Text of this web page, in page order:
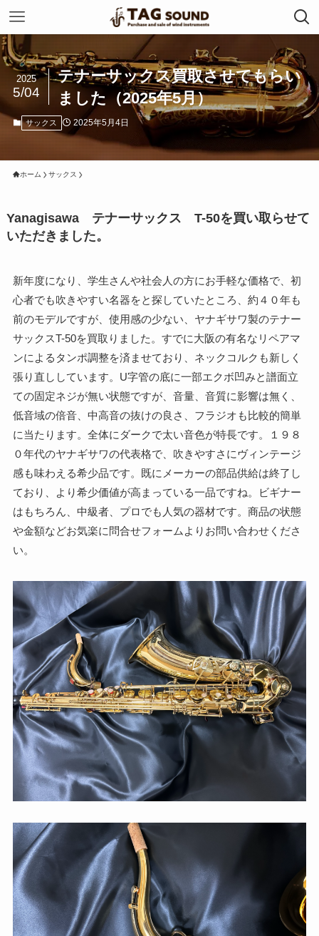
テナーサックス買取させてもらい
ました（2025年5月）
2025
5/04
サックス 2025年5月4日
ホーム サックス
Yanagisawa テナーサックス T-50を買い取らせて
いただきました。
新年度になり、学生さんや社会人の方にお手軽な価格で、初
心者でも吹きやすい名器をと探していたところ、約４０年も
前のモデルですが、使用感の少ない、ヤナギサワ製のテナー
サックスT-50を買取りました。すでに大阪の有名なリペアマ
ンによるタンポ調整を済ませており、ネックコルクも新しく
張り直ししています。U字管の底に一部エクボ凹みと譜面立
ての固定ネジが無い状態ですが、音量、音質に影響は無く、
低音域の倍音、中高音の抜けの良さ、フラジオも比較的簡単
に当たります。全体にダークで太い音色が特長です。１９８
０年代のヤナギサワの代表格で、吹きやすさにヴィンテージ
感も味わえる希少品です。既にメーカーの部品供給は終了し
ており、より希少価値が高まっている一品ですね。ビギナー
はもちろん、中級者、プロでも人気の器材です。商品の状態
や金額などお気楽に問合せフォームよりお問い合わせくださ
い。